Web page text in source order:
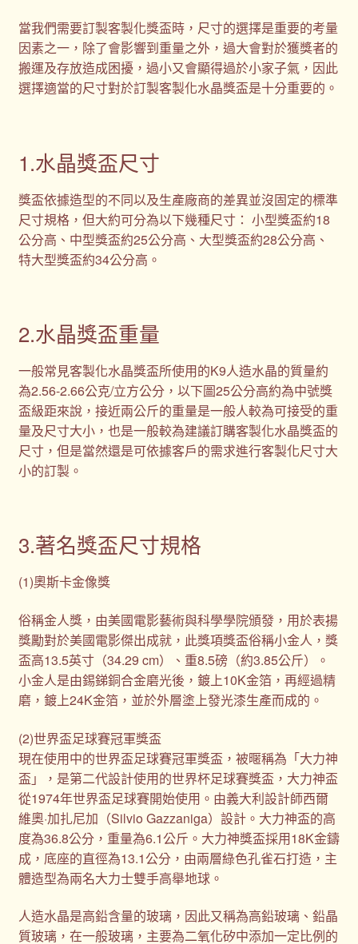
當我們需要訂製客製化獎盃時，尺寸的選擇是重要的考量
因素之一，除了會影響到重量之外，過大會對於獲獎者的
搬運及存放造成困擾，過小又會顯得過於小家子氣，因此
選擇適當的尺寸對於訂製客製化水晶獎盃是十分重要的。
1.水晶獎盃尺寸
獎盃依據造型的不同以及生產廠商的差異並沒固定的標準
尺寸規格，但大約可分為以下幾種尺寸： 小型獎盃約18
公分高、中型獎盃約25公分高、大型獎盃約28公分高、
特大型獎盃約34公分高。
2.水晶獎盃重量
一般常見客製化水晶獎盃所使用的K9人造水晶的質量約
為2.56-2.66公克/立方公分，以下圖25公分高約為中號獎
盃級距來說，接近兩公斤的重量是一般人較為可接受的重
量及尺寸大小，也是一般較為建議訂購客製化水晶獎盃的
尺寸，但是當然還是可依據客戶的需求進行客製化尺寸大
小的訂製。
3.著名獎盃尺寸規格
(1)奧斯卡金像獎
俗稱金人獎，由美國電影藝術與科學學院頒發，用於表揚
獎勵對於美國電影傑出成就，此獎項獎盃俗稱小金人，獎
盃高13.5英寸（34.29 cm）、重8.5磅（約3.85公斤）。
小金人是由錫銻銅合金磨光後，鍍上10K金箔，再經過精
磨，鍍上24K金箔，並於外層塗上發光漆生產而成的。
(2)世界盃足球賽冠軍獎盃
現在使用中的世界盃足球賽冠軍獎盃，被暱稱為「大力神
盃」，是第二代設計使用的世界杯足球賽獎盃，大力神盃
從1974年世界盃足球賽開始使用。由義大利設計師西爾
維奧·加扎尼加（Silvio Gazzaniga）設計。大力神盃的高
度為36.8公分，重量為6.1公斤。大力神獎盃採用18K金鑄
成，底座的直徑為13.1公分，由兩層綠色孔雀石打造，主
體造型為兩名大力士雙手高舉地球。
人造水晶是高鉛含量的玻璃，因此又稱為高鉛玻璃、鉛晶
質玻璃，在一般玻璃，主要為二氧化矽中添加一定比例的